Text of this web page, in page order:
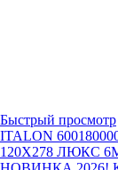
Быстрый просмотр
ITALON
120X278 ЛЮКС